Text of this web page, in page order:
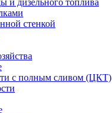
и дизельного топлива
стенкой
с полным сливом (ЦКТ)